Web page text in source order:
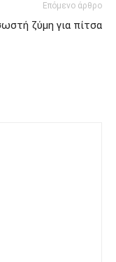
Επόμενο άρθρο
ζύμη για πίτσα